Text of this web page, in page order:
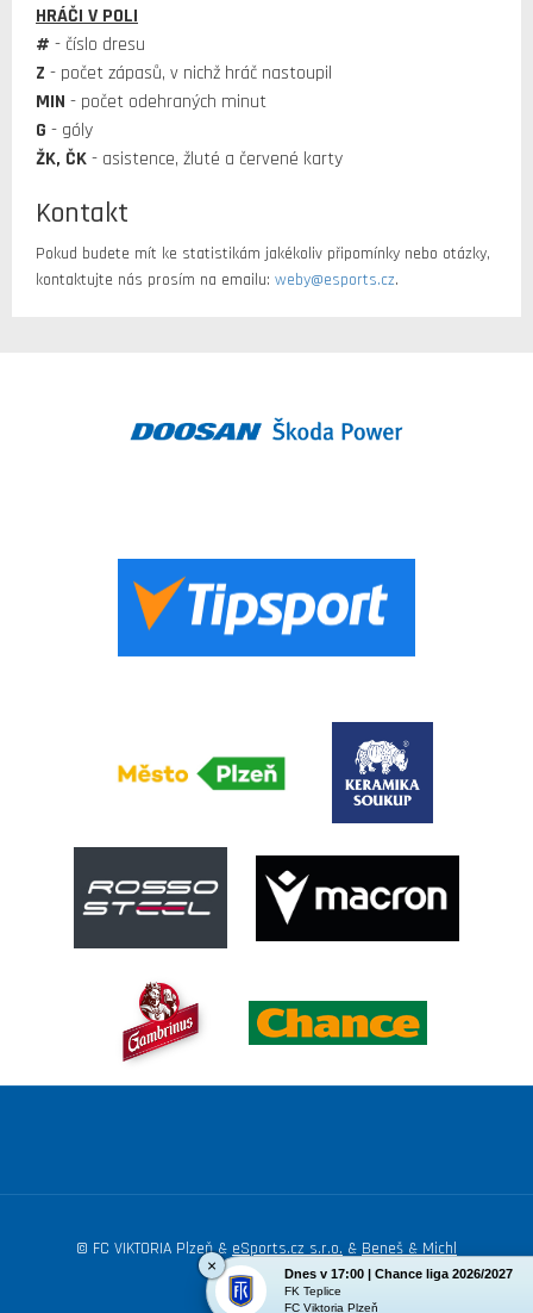
HRÁČI V POLI
# - číslo dresu
Z - počet zápasů, v nichž hráč nastoupil
MIN - počet odehraných minut
G - góly
ŽK, ČK- asistence, žluté a červené karty
Kontakt
Pokud budete mít ke statistikám jakékoliv připomínky nebo otázky,
kontaktujte nás prosím na emailu: weby@esports.cz.
© FC VIKTORIA Plzeň & eSports.cz s.r.o. & Beneš & Michl
Nastavení cookies
× Dnes v 17:00 | Chance liga 2026/2027
FK Teplice
FC Viktoria Plzeň